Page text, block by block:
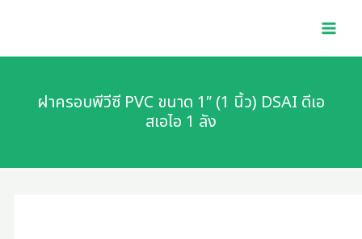
content
ฝาครอบพีวีซี PVC ขนาด 1″ (1 นิ้ว) DSAI ดีเอ
สเอไอ 1 ลัง
พี
PVC